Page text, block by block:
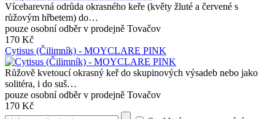
Vícebarevná odrůda okrasného keře (květy žluté a červené s
růžovým hřbetem) do…
pouze osobní odběr v prodejně Tovačov
170 Kč
Cytisus (Čilimník) - MOYCLARE PINK
Růžově kvetoucí okrasný keř do skupinových výsadeb nebo jako
solitéra, i do suš…
pouze osobní odběr v prodejně Tovačov
170 Kč